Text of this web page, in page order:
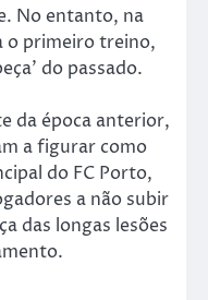
No entanto, na
o primeiro treino,
do passado.
da época anterior,
a figurar como
do FC Porto,
a não subir
das longas lesões